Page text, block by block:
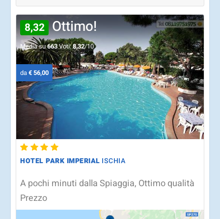
8,32 Ottimo!
Media su663Voti:8,32/10
da€ 56,00
HOTEL PARK IMPERIAL ISCHIA
A pochi minuti dalla Spiaggia, Ottimo qualità
Prezzo